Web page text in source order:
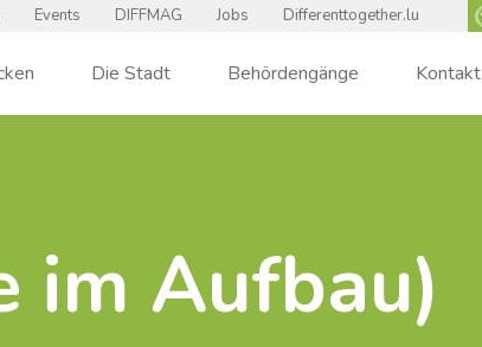
Events DIFFMAG Jobs
Differenttogether.lu
Die Stadt Behördengänge Kontakt
im Aufbau)